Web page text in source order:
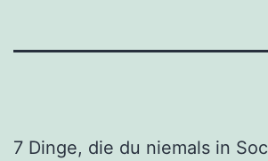
7 Dinge, die du niemals in